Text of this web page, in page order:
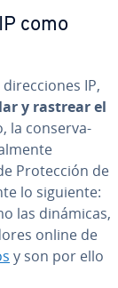
como
IP,
y rastrear el
la co­n­se­r­va­
Pro­te­c­ción de
lo siguiente:
las dinámicas,
online de
y son por ello